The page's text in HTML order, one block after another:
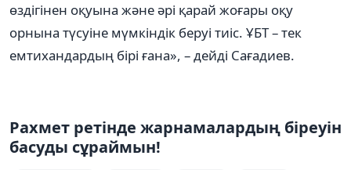
өздігінен оқуына және әрі қарай жоғары оқу
орнына түсуіне мүмкіндік беруі тиіс. ҰБТ – тек
емтихандардың бірі ғана», – дейді Сағадиев.
Рахмет ретінде жарнамалардың біреуін
басуды сұраймын!